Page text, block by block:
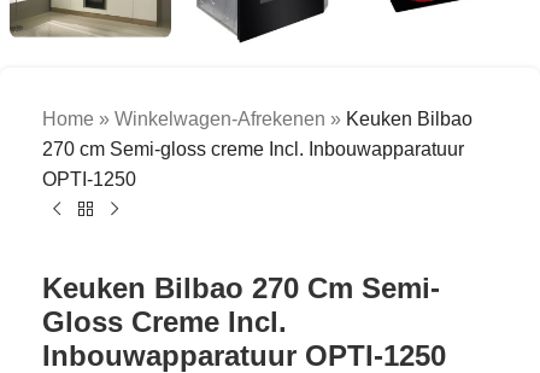
Home » Winkelwagen-Afrekenen » Keuken Bilbao
270 cm Semi-gloss creme Incl. Inbouwapparatuur
OPTI-1250
Keuken Bilbao 270 Cm Semi-
Gloss Creme Incl.
Inbouwapparatuur OPTI-1250